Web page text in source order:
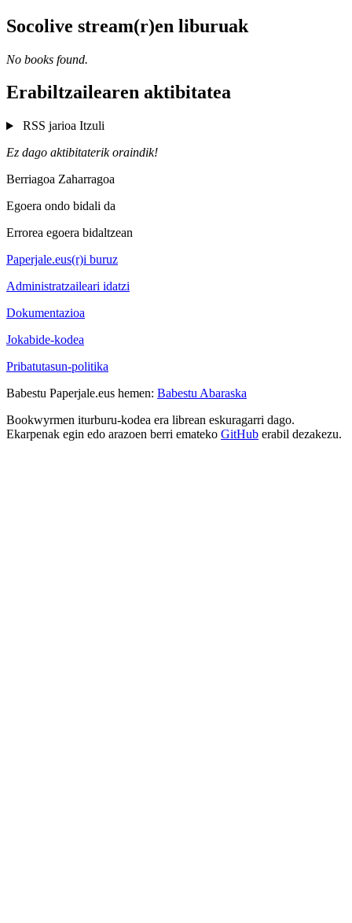
Socolive stream(r)en liburuak
No books found.
Erabiltzailearen aktibitatea
RSS jarioa Itzuli
Ez dago aktibitaterik oraindik!
Berriagoa Zaharragoa
Egoera ondo bidali da
Errorea egoera bidaltzean
Paperjale.eus(r)i buruz
Administratzaileari idatzi
Dokumentazioa
Jokabide-kodea
Pribatutasun-politika
Babestu Paperjale.eus hemen: Babestu Abaraska
Bookwyrmen iturburu-kodea era librean eskuragarri dago.
Ekarpenak egin edo arazoen berri emateko GitHub erabil dezakezu.